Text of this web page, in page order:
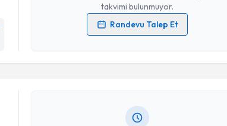
takvimi bulunmuyor.
Randevu Talep Et
Kişisel verilerimin işlenmesine ilişkinAydınlatma Metni
işlenmesini kabul ediyorum.
Randevu Takvimi Talebi